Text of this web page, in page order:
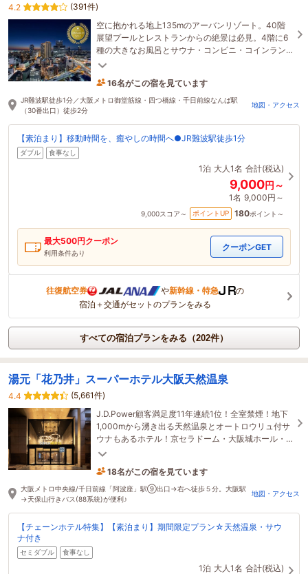
4.2
(391件)
空に抱かれる地上135mのアーバンリゾート。40階
展望プールとレストランからの絶景は必見。4階に6
種の大きなお風呂とサウナ・コンビニ・コインラン
ドリーを、2階にBARとレストランを完備し、上質な
16名がこの宿を見ています
たった今予約されました
JR難波駅徒歩1分／大阪メトロ御堂筋線・四つ橋線・千日前線なんば駅
（30番出口）徒歩2分
地図・アクセス
【素泊まり】移動時間を、癒やしの時間へ●JR難波駅徒歩1分
ダブル 食事なし
1泊 大人1名 合計(税込)
9,000円～
1名 9,000円～
9,000スコア～ ポイントUP 180ポイント～
最大500円クーポン
利用条件あり
クーポンGET
往復航空券 や新幹線・特急
の
宿泊＋交通がセットのプランをみる
すべての宿泊プランをみる（202件）
湯元「花乃井」スーパーホテル大阪天然温泉
4.4
(5,661件)
J.D.Power顧客満足度11年連続1位！全室禁煙！地下
1,000mから湧き出る天然温泉とオートロウリュ付サ
ウナもあるホテル！京セラドーム・大阪城ホール・
梅田・なんば等へも約20分ほどでアクセス可能♪
18名がこの宿を見ています
たった今予約されました
大阪メトロ中央線/千日前線「阿波座」駅⑨出口→右へ徒歩５分。大阪駅
→天保山行きバス(88系統)が便利♪
地図・アクセス
【チェーンホテル特集】【素泊まり】期間限定プラン☆天然温泉・サウ
ナ付き
セミダブル 食事なし
1泊 大人1名 合計(税込)